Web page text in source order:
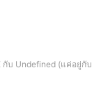
กับ Undefined (แค่อยู่กับ